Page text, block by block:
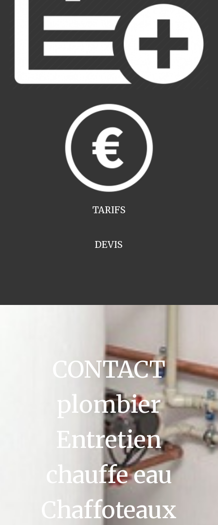
TARIFS
DEVIS
CONTACT
plombier
Entretien
chauffe eau
Chaffoteaux